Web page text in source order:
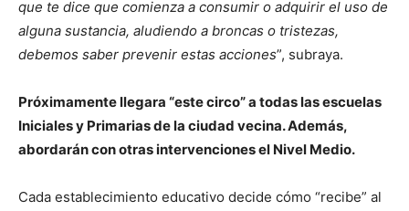
que te dice que comienza a consumir o adquirir el uso de
alguna sustancia, aludiendo a broncas o tristezas,
debemos saber prevenir estas acciones”, subraya.
Próximamente llegara “este circo” a todas las escuelas
Iniciales y Primarias de la ciudad vecina. Además,
abordarán con otras intervenciones el Nivel Medio.
Cada establecimiento educativo decide cómo “recibe” al